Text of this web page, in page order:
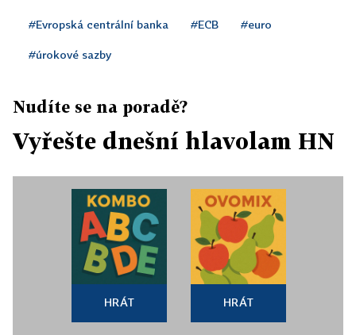
#Evropská centrální banka #ECB #euro
#úrokové sazby
Nudíte se na poradě?
Vyřešte dnešní hlavolam HN
HRÁT HRÁT